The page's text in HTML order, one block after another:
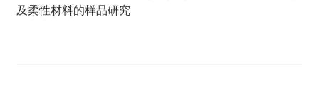
及柔性材料的样品研究